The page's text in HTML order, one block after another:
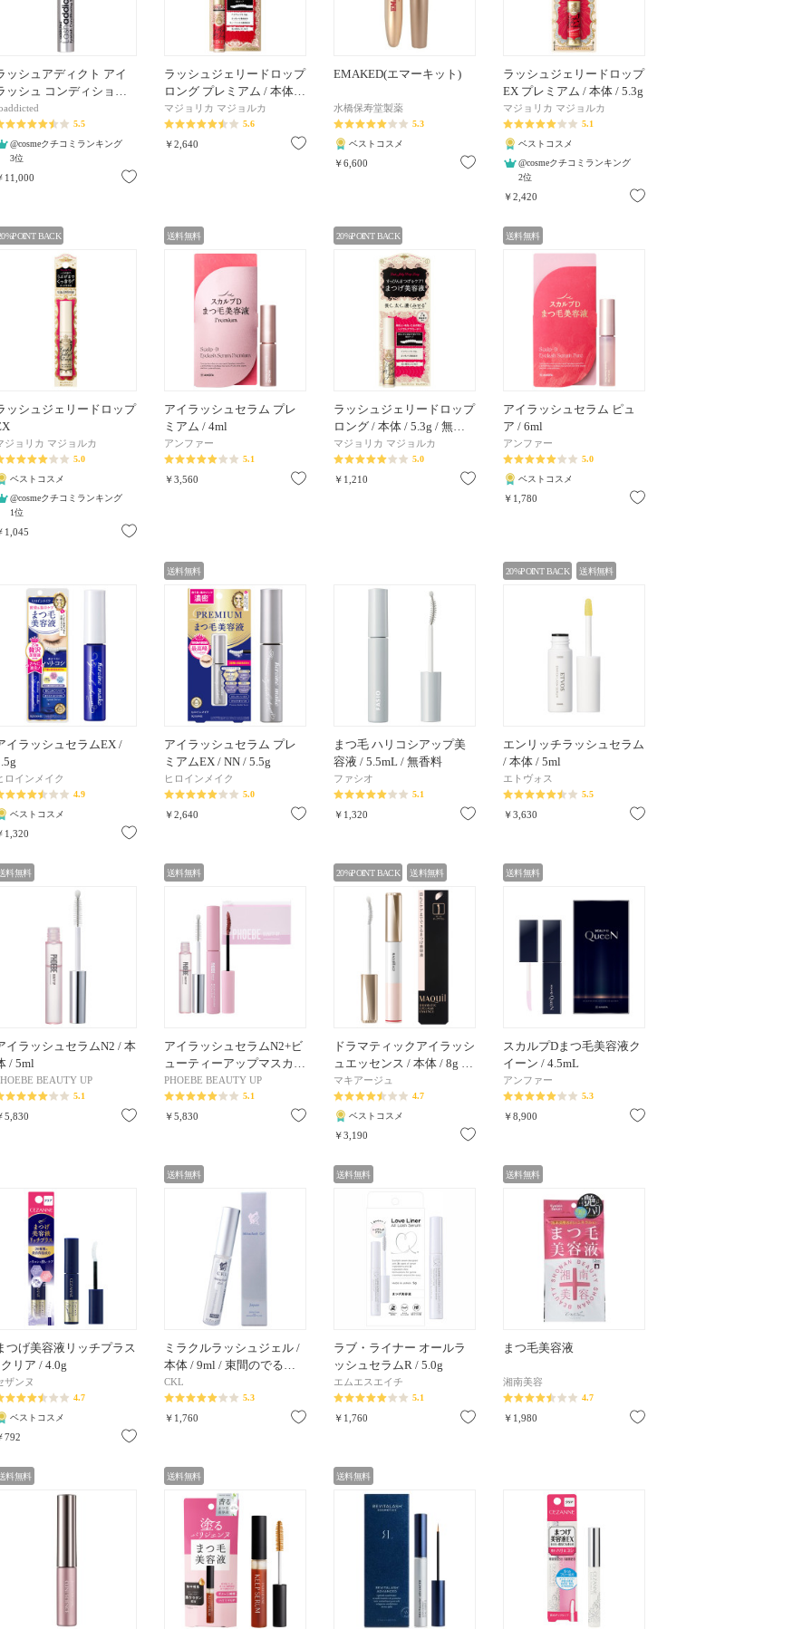
ッシュアディクト アイ
ッシュ コンディショ…
5.5
@cosmeクチコミランキング
3位
11,000
ラッシュジェリードロップ
ロング プレミアム / 本体…
マジョリカ マジョルカ
5.6
￥2,640 お気に入り
EMAKED(エマーキット)
水橋保寿堂製薬
5.3
ベストコスメ
￥6,600 お気に入り
ラッシュジェリードロップ
EX プレミアム / 本体 / 5.3g
マジョリカ マジョルカ
5.1
ベストコスメ
@cosmeクチコミランキング
2位
￥2,420
BACK
ッシュジェリードロップ
ジョリカ マジョルカ
5.0
ベストコスメ
@cosmeクチコミランキング
1位
1,045
送料無料
アイラッシュセラム プレ
ミアム / 4ml
アンファー
5.1
￥3,560 お気に入り
20%POINT BACK
ラッシュジェリードロップ
ロング / 本体 / 5.3g / 無…
マジョリカ マジョルカ
5.0
￥1,210 お気に入り
送料無料
アイラッシュセラム ピュ
ア / 6ml
アンファー
5.0
ベストコスメ
￥1,780
イラッシュセラムEX /
ロインメイク
4.9
ベストコスメ
1,320
送料無料
アイラッシュセラム プレ
ミアムEX / NN / 5.5g
ヒロインメイク
5.0
￥2,640 お気に入り
まつ毛 ハリコシアップ美
容液 / 5.5mL / 無香料
ファシオ
5.1
￥1,320 お気に入り
20%POINT BACK 送料無料
エンリッチラッシュセラム
/ 本体 / 5ml
エトヴォス
5.5
￥3,630
料無料
イラッシュセラムN2 / 本
/ 5ml
BEAUTY UP
5.1
5,830 お気に入り
送料無料
アイラッシュセラムN2+ビ
ューティーアップマスカ…
PHOEBE BEAUTY UP
5.1
￥5,830 お気に入り
20%POINT BACK 送料無料
ドラマティックアイラッシ
ュエッセンス / 本体 / 8g …
マキアージュ
4.7
ベストコスメ
￥3,190
送料無料
スカルプDまつ毛美容液ク
イーン / 4.5mL
アンファー
5.3
￥8,900
つげ美容液リッチプラス
リア / 4.0g
ザンヌ
4.7
ベストコスメ
792
送料無料
ミラクルラッシュジェル /
本体 / 9ml / 束間のでる…
CKL
5.3
￥1,760 お気に入り
送料無料
ラブ・ライナー オールラ
ッシュセラムR / 5.0g
エムエスエイチ
5.1
￥1,760 お気に入り
送料無料
まつ毛美容液
湘南美容
4.7
￥1,980
料無料 送料無料 送料無料